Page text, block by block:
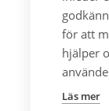
för att
hjälper
Läs mer